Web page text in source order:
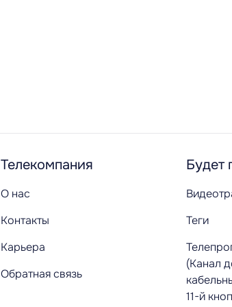
Телекомпания
О нас
Контакты
Карьера
Обратная связь
Будет
Теги
(Канал
11-й